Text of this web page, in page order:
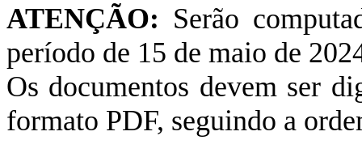
ATENÇÃO: Serão
período de 15 de maio de
Os documentos devem ser
formato PDF, seguindo a